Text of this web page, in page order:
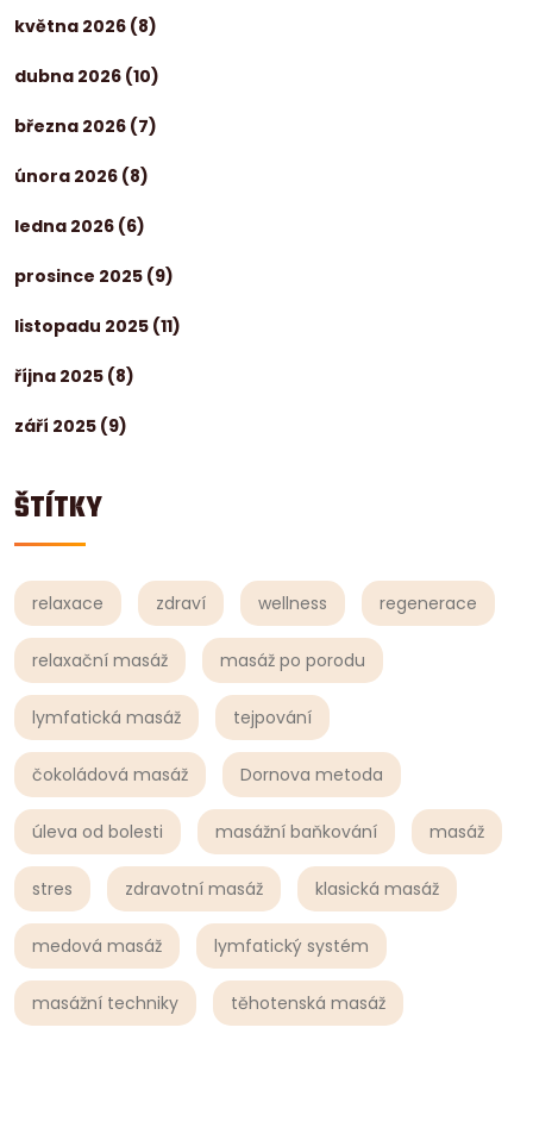
května 2026 (8)
dubna 2026 (10)
března 2026 (7)
února 2026 (8)
ledna 2026 (6)
prosince 2025 (9)
listopadu 2025 (11)
října 2025 (8)
září 2025 (9)
ŠTÍTKY
relaxace zdraví wellness regenerace
relaxační masáž masáž po porodu
lymfatická masáž tejpování
čokoládová masáž Dornova metoda
úleva od bolesti masážní baňkování masáž
stres zdravotní masáž klasická masáž
medová masáž lymfatický systém
masážní techniky těhotenská masáž